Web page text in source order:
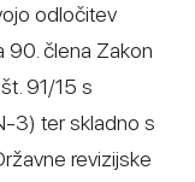
odločitev
90. člena Zakon
91/15 s
3) ter skladno s
revizijske